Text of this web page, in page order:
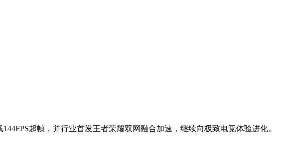
超帧，并行业首发王者荣耀双网融合加速，继续向极致电竞体验进化。